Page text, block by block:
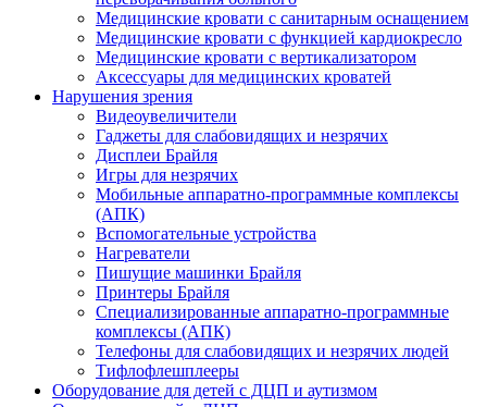
Медицинские кровати с санитарным оснащением
Медицинские кровати с функцией кардиокресло
Медицинские кровати с вертикализатором
Аксессуары для медицинских кроватей
Нарушения зрения
Видеоувеличители
Гаджеты для слабовидящих и незрячих
Дисплеи Брайля
Игры для незрячих
Мобильные аппаратно-программные комплексы
(АПК)
Вспомогательные устройства
Нагреватели
Пишущие машинки Брайля
Принтеры Брайля
Специализированные аппаратно-программные
комплексы (АПК)
Телефоны для слабовидящих и незрячих людей
Тифлофлешплееры
Оборудование для детей с ДЦП и аутизмом